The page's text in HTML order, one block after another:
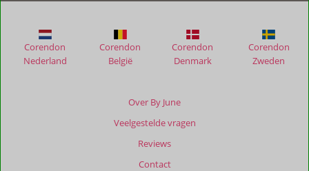
Horizon
Villas
Over By June
Veelgestelde vragen
Reviews
Contact
Corendon
Nederland
Corendon
België
Corendon
Denmark
Corendon
Zweden